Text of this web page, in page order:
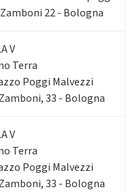
22 - Bologna
V
Terra
Poggi Malvezzi
33 - Bologna
V
Terra
Poggi Malvezzi
33 - Bologna